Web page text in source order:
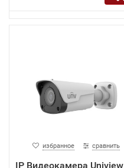
избранное сравнить
IP Видеокамера Uniview